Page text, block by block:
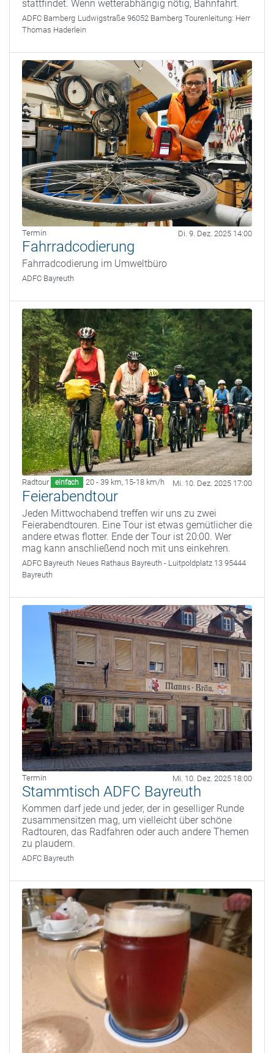
stattfindet. Wenn wetterabhängig nötig, Bahnfahrt.
ADFC Bamberg Ludwigstraße 96052 Bamberg Tourenleitung: Herr
Thomas Haderlein
Termin Di. 9. Dez. 2025 14:00
Fahrradcodierung
Fahrradcodierung im Umweltbüro
ADFC Bayreuth
Radtour einfach 20 - 39 km, 15-18 km/h Mi. 10. Dez. 2025 17:00
Feierabendtour
Jeden Mittwochabend treffen wir uns zu zwei
Feierabendtouren. Eine Tour ist etwas gemütlicher die
andere etwas flotter. Ende der Tour ist 20:00. Wer
mag kann anschließend noch mit uns einkehren.
ADFC Bayreuth Neues Rathaus Bayreuth - Luitpoldplatz 13 95444
Bayreuth
Termin Mi. 10. Dez. 2025 18:00
Stammtisch ADFC Bayreuth
Kommen darf jede und jeder, der in geselliger Runde
zusammensitzen mag, um vielleicht über schöne
Radtouren, das Radfahren oder auch andere Themen
zu plaudern.
ADFC Bayreuth